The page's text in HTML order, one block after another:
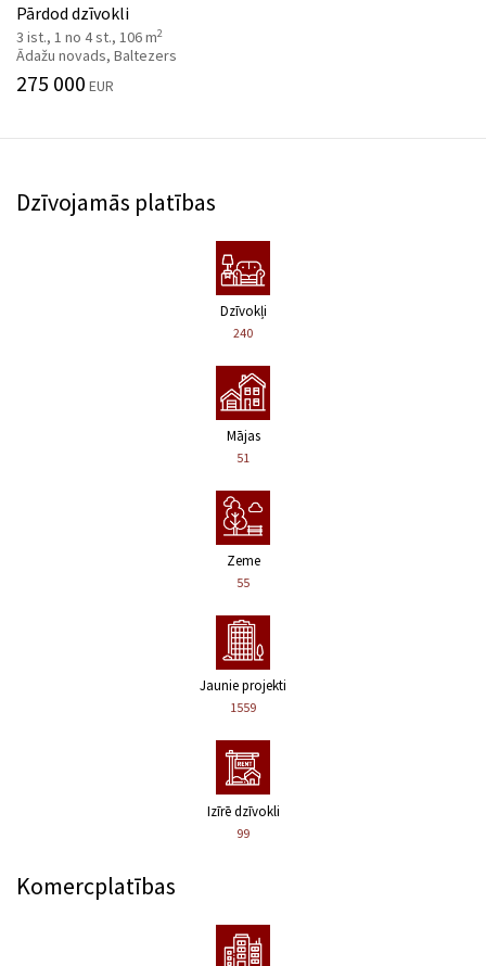
Pārdod dzīvokli
3 ist., 1 no 4 st., 106 m2
Ādažu novads, Baltezers
275 000 EUR
Dzīvojamās platības
Dzīvokļi
240
Mājas
51
Zeme
55
Jaunie projekti
1559
Izīrē dzīvokli
99
Komercplatības